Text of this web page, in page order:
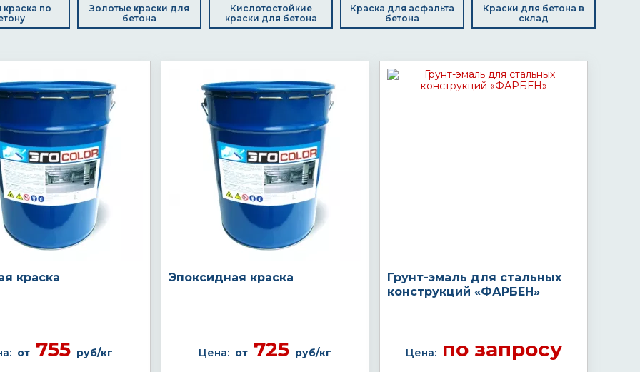
по
Золотые краски для
бетона
Кислотостойкие
краски для бетона
Краска для асфальта
бетона
Краски для бетона в
склад
краска
от755 руб/кг
Эпоксидная краска
Цена: от 725 руб/кг
Грунт-эмаль для стальных
конструкций «ФАРБЕН»
Цена:по запросу